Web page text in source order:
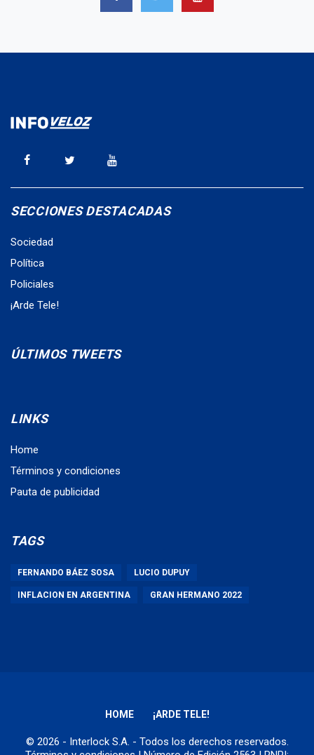
SECCIONES DESTACADAS
Sociedad
Política
Policiales
¡Arde Tele!
ÚLTIMOS TWEETS
LINKS
Home
Términos y condiciones
Pauta de publicidad
TAGS
FERNANDO BÁEZ SOSA LUCIO DUPUY
INFLACION EN ARGENTINA GRAN HERMANO 2022
HOME ¡ARDE TELE!
© 2026 - Interlock S.A. - Todos los derechos reservados.